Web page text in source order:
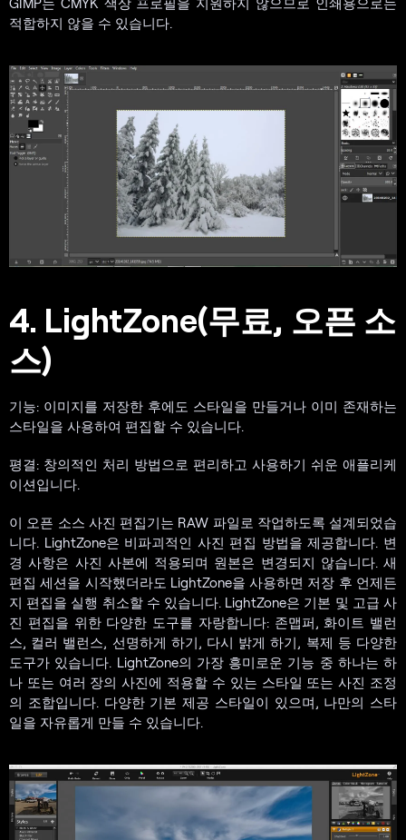
적합하지 않을 수 있습니다.
4. LightZone(무료, 오픈 소
스)
기능: 이미지를 저장한 후에도 스타일을 만들거나 이미 존재하는
스타일을 사용하여 편집할 수 있습니다.
평결: 창의적인 처리 방법으로 편리하고 사용하기 쉬운 애플리케
이션입니다.
이 오픈 소스 사진 편집기는 RAW 파일로 작업하도록 설계되었습
니다. LightZone은 비파괴적인 사진 편집 방법을 제공합니다. 변
경 사항은 사진 사본에 적용되며 원본은 변경되지 않습니다. 새
편집 세션을 시작했더라도 LightZone을 사용하면 저장 후 언제든
지 편집을 실행 취소할 수 있습니다. LightZone은 기본 및 고급 사
진 편집을 위한 다양한 도구를 자랑합니다: 존맵퍼, 화이트 밸런
스, 컬러 밸런스, 선명하게 하기, 다시 밝게 하기, 복제 등 다양한
도구가 있습니다. LightZone의 가장 흥미로운 기능 중 하나는 하
나 또는 여러 장의 사진에 적용할 수 있는 스타일 또는 사진 조정
의 조합입니다. 다양한 기본 제공 스타일이 있으며, 나만의 스타
일을 자유롭게 만들 수 있습니다.